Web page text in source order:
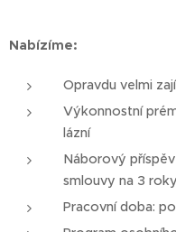
Nabízíme:
Opravdu velmi
Výkonnostní
lázní
Náborový
smlouvy na 3 roky
Pracovní doba: